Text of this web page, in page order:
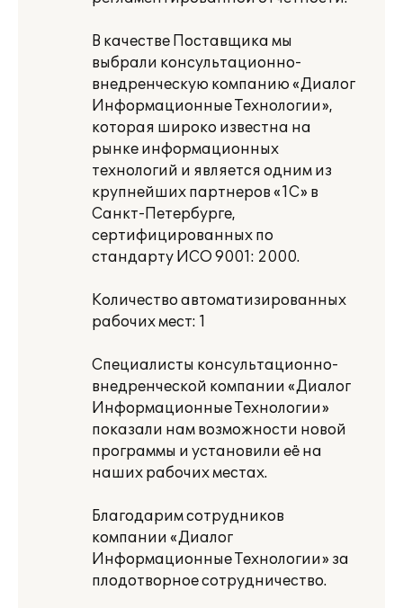
В качестве Поставщика мы
выбрали консультационно-
внедренческую компанию «Диалог
Информационные Технологии»,
которая широко известна на
рынке информационных
технологий и является одним из
крупнейших партнеров «1С» в
Санкт-Петербурге,
сертифицированных по
стандарту ИСО 9001: 2000.
Количество автоматизированных
рабочих мест: 1
Специалисты консультационно-
внедренческой компании «Диалог
Информационные Технологии»
показали нам возможности новой
программы и установили её на
наших рабочих местах.
Благодарим сотрудников
компании «Диалог
Информационные Технологии» за
плодотворное сотрудничество.